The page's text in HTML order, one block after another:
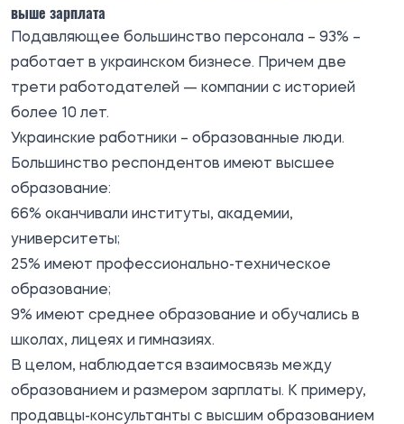
выше зарплата
Подавляющее большинство персонала – 93% –
работает в украинском бизнесе. Причем две
трети работодателей — компании с историей
более 10 лет.
Украинские работники – образованные люди.
Большинство респондентов имеют высшее
образование:
66% оканчивали институты, академии,
университеты;
25% имеют профессионально-техническое
образование;
9% имеют среднее образование и обучались в
школах, лицеях и гимназиях.
В целом, наблюдается взаимосвязь между
образованием и размером зарплаты. К примеру,
продавцы-консультанты с высшим образованием